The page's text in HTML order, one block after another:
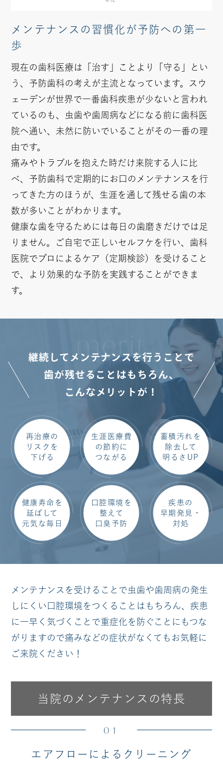
メンテナンスの習慣化が予防への第一
歩
現在の歯科医療は「治す」ことより「守る」とい
う、予防歯科の考えが主流となっています。スウ
ェーデンが世界で一番歯科疾患が少ないと言われ
ているのも、虫歯や歯周病などになる前に歯科医
院へ通い、未然に防いでいることがその一番の理
由です。
痛みやトラブルを抱えた時だけ来院する人に比
べ、予防歯科で定期的にお口のメンテナンスを行
ってきた方のほうが、生涯を通して残せる歯の本
数が多いことがわかります。
健康な歯を守るためには毎日の歯磨きだけでは足
りません。ご自宅で正しいセルフケを行い、歯科
医院でプロによるケア（定期検診）を受けること
で、より効果的な予防を実践することができま
す。
merit
継続してメンテナンスを行うことで
歯が残せることはもちろん、
こんなメリットが！
再治療の
リスクを
下げる
生涯医療費
の節約に
つながる
蓄積汚れを
除去して
明るさUP
健康寿命を
延ばして
元気な毎日
口腔環境を
整えて
口臭予防
疾患の
早期発見・
対処
メンテナンスを受けることで 虫歯や歯周病の発生
しにくい口腔環境をつくることはもちろん、疾患
に一早く気づくことで重症化を防ぐことにもつな
がりますので痛みなどの症状がなくてもお気軽に
ご来院ください！
当院のメンテナンスの特長
01
エアフローによるクリーニング